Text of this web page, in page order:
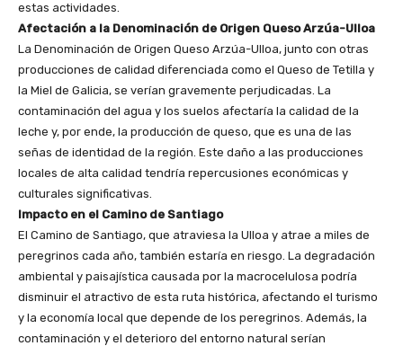
estas actividades.
Afectación a la Denominación de Origen Queso Arzúa-Ulloa
La Denominación de Origen Queso Arzúa-Ulloa, junto con otras
producciones de calidad diferenciada como el Queso de Tetilla y
la Miel de Galicia, se verían gravemente perjudicadas. La
contaminación del agua y los suelos afectaría la calidad de la
leche y, por ende, la producción de queso, que es una de las
señas de identidad de la región. Este daño a las producciones
locales de alta calidad tendría repercusiones económicas y
culturales significativas.
Impacto en el Camino de Santiago
El Camino de Santiago, que atraviesa la Ulloa y atrae a miles de
peregrinos cada año, también estaría en riesgo. La degradación
ambiental y paisajística causada por la macrocelulosa podría
disminuir el atractivo de esta ruta histórica, afectando el turismo
y la economía local que depende de los peregrinos. Además, la
contaminación y el deterioro del entorno natural serían